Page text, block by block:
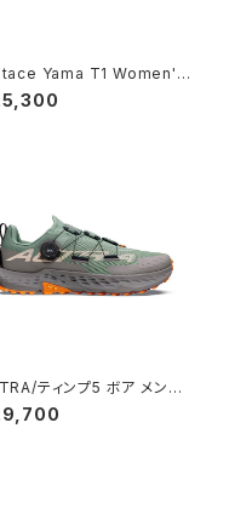
Yama T1 Women's
ティンプ5 ボア メンズ7
PEARLZD/ROSE DUST